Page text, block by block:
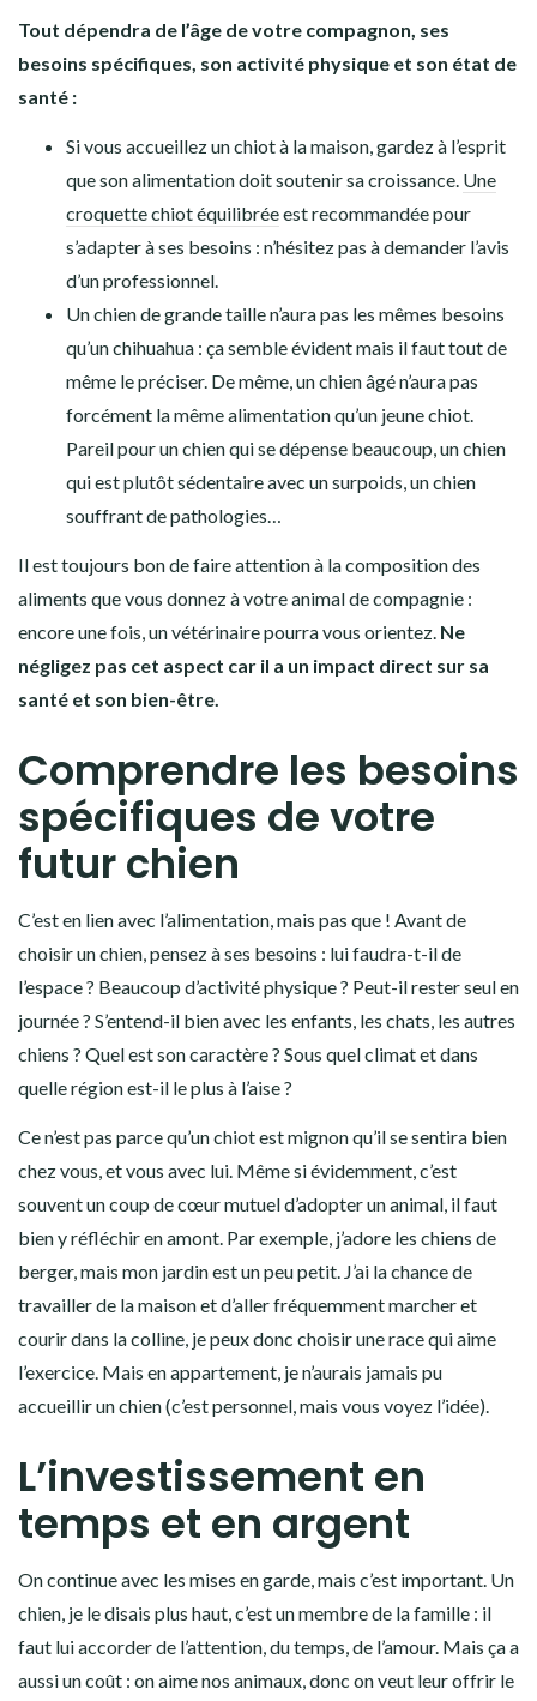
Tout dépendra de l’âge de votre compagnon, ses
besoins spécifiques, son activité physique et son état de
santé :
Si vous accueillez un chiot à la maison, gardez à l’esprit
que son alimentation doit soutenir sa croissance. Une
croquette chiot équilibréeest recommandée pour
s’adapter à ses besoins : n’hésitez pas à demander l’avis
d’un professionnel.
Un chien de grande taille n’aura pas les mêmes besoins
qu’un chihuahua : ça semble évident mais il faut tout de
même le préciser. De même, un chien âgé n’aura pas
forcément la même alimentation qu’un jeune chiot.
Pareil pour un chien qui se dépense beaucoup, un chien
qui est plutôt sédentaire avec un surpoids, un chien
souffrant de pathologies…
Il est toujours bon de faire attention à la composition des
aliments que vous donnez à votre animal de compagnie :
encore une fois, un vétérinaire pourra vous orientez. Ne
négligez pas cet aspect car il a un impact direct sur sa
santé et son bien-être.
Comprendre les besoins
spécifiques de votre
futur chien
C’est en lien avec l’alimentation, mais pas que ! Avant de
choisir un chien, pensez à ses besoins : lui faudra-t-il de
l’espace ? Beaucoup d’activité physique ? Peut-il rester seul en
journée ? S’entend-il bien avec les enfants, les chats, les autres
chiens ? Quel est son caractère ? Sous quel climat et dans
quelle région est-il le plus à l’aise ?
Ce n’est pas parce qu’un chiot est mignon qu’il se sentira bien
chez vous, et vous avec lui. Même si évidemment, c’est
souvent un coup de cœur mutuel d’adopter un animal, il faut
bien y réfléchir en amont. Par exemple, j’adore les chiens de
berger, mais mon jardin est un peu petit. J’ai la chance de
travailler de la maison et d’aller fréquemment marcher et
courir dans la colline, je peux donc choisir une race qui aime
l’exercice. Mais en appartement, je n’aurais jamais pu
accueillir un chien (c’est personnel, mais vous voyez l’idée).
L’investissement en
temps et en argent
On continue avec les mises en garde, mais c’est important. Un
chien, je le disais plus haut, c’est un membre de la famille : il
faut lui accorder de l’attention, du temps, de l’amour. Mais ça a
aussi un coût : on aime nos animaux, donc on veut leur offrir le